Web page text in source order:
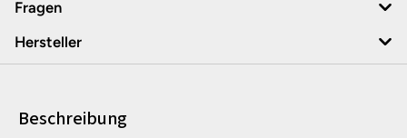
Fragen
Hersteller
Beschreibung